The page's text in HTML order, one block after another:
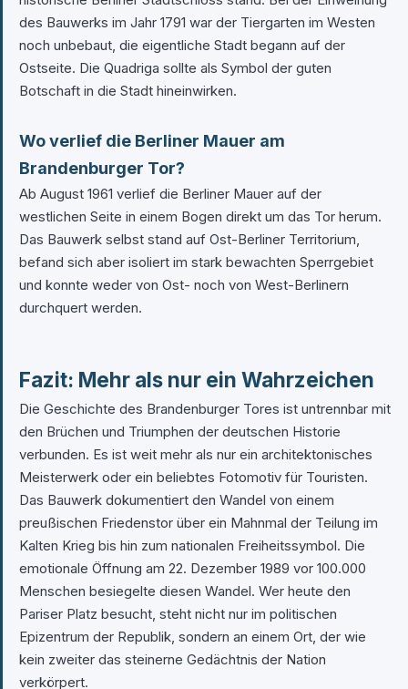
des Bauwerks im Jahr 1791 war der Tiergarten im Westen
noch unbebaut, die eigentliche Stadt begann auf der
Ostseite. Die Quadriga sollte als Symbol der guten
Botschaft in die Stadt hineinwirken.
Wo verlief die Berliner Mauer am
Brandenburger Tor?
Ab August 1961 verlief die Berliner Mauer auf der
westlichen Seite in einem Bogen direkt um das Tor herum.
Das Bauwerk selbst stand auf Ost-Berliner Territorium,
befand sich aber isoliert im stark bewachten Sperrgebiet
und konnte weder von Ost- noch von West-Berlinern
durchquert werden.
Fazit: Mehr als nur ein Wahrzeichen
Die Geschichte des Brandenburger Tores ist untrennbar mit
den Brüchen und Triumphen der deutschen Historie
verbunden. Es ist weit mehr als nur ein architektonisches
Meisterwerk oder ein beliebtes Fotomotiv für Touristen.
Das Bauwerk dokumentiert den Wandel von einem
preußischen Friedenstor über ein Mahnmal der Teilung im
Kalten Krieg bis hin zum nationalen Freiheitssymbol. Die
emotionale Öffnung am 22. Dezember 1989 vor 100.000
Menschen besiegelte diesen Wandel. Wer heute den
Pariser Platz besucht, steht nicht nur im politischen
Epizentrum der Republik, sondern an einem Ort, der wie
kein zweiter das steinerne Gedächtnis der Nation
verkörpert.